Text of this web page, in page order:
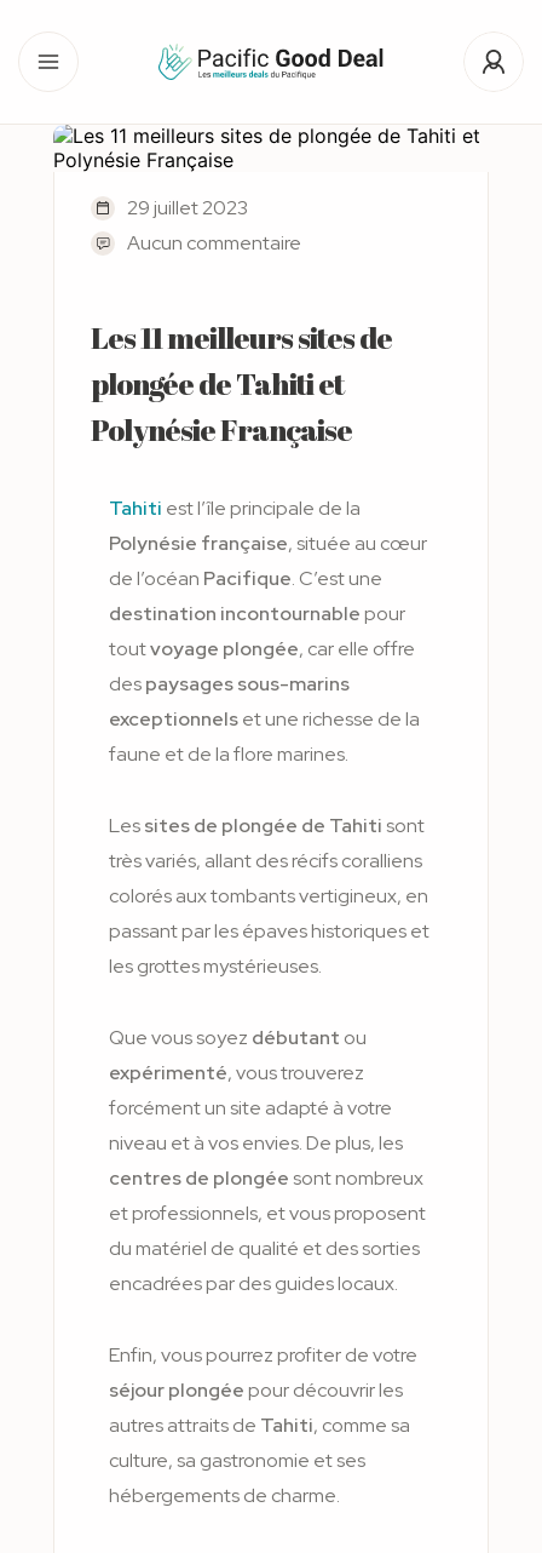
29 juillet 2023
Aucun commentaire
Les 11 meilleurs sites de
plongée de Tahiti et
Polynésie Française
Tahiti est l’île principale de la
Polynésie française, située au cœur
de l’océan Pacifique. C’est une
destination incontournablepour
toutvoyage plongée, car elle offre
despaysages sous-marins
exceptionnelset une richesse de la
faune et de la flore marines.
Lessites de plongée de Tahitisont
très variés, allant des récifs coralliens
colorés aux tombants vertigineux, en
passant par les épaves historiques et
les grottes mystérieuses.
Que vous soyez débutant ou
expérimenté, vous trouverez
forcément un site adapté à votre
niveau et à vos envies. De plus, les
centres de plongéesont nombreux
et professionnels, et vous proposent
du matériel de qualité et des sorties
encadrées par des guides locaux.
Enfin, vous pourrez profiter de votre
séjour plongéepour découvrir les
autres attraits de Tahiti, comme sa
culture, sa gastronomie et ses
hébergements de charme.